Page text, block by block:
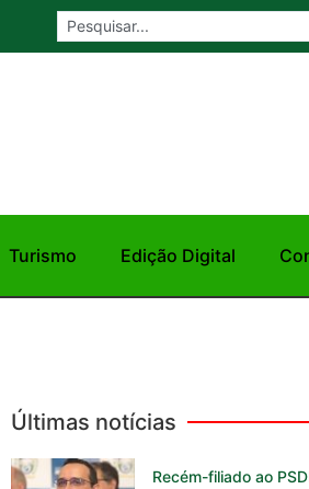
Turismo Edição Digital
Últimas notícias
Recém-filiado ao